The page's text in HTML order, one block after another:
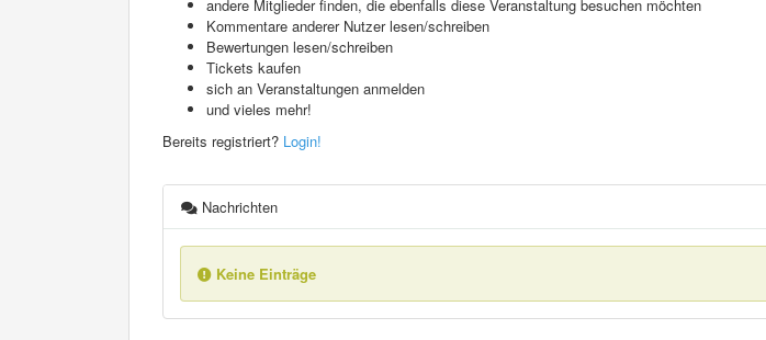
andere Mitglieder finden, die ebenfalls diese Veranstaltung besuchen möchten
Kommentare anderer Nutzer lesen/schreiben
Bewertungen lesen/schreiben
Tickets kaufen
sich an Veranstaltungen anmelden
und vieles mehr!
Bereits registriert? Login!
Nachrichten
Keine Einträge